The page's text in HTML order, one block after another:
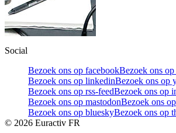
Social
Bezoek ons op facebookBezoek ons
Bezoek ons op linkedinBezoek ons op
Bezoek ons op rss-feedBezoek ons op
Bezoek ons op mastodonBezoek ons
Bezoek ons op blueskyBezoek ons op
© 2026 Euractiv FR